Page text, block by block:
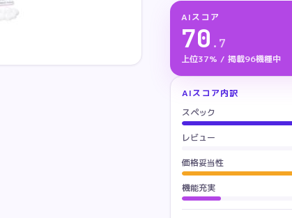
AIスコア
70 . 7
上位37% / 掲載96機種中
AIスコア内訳
スペック
レビュー
価格妥当性
機能充実